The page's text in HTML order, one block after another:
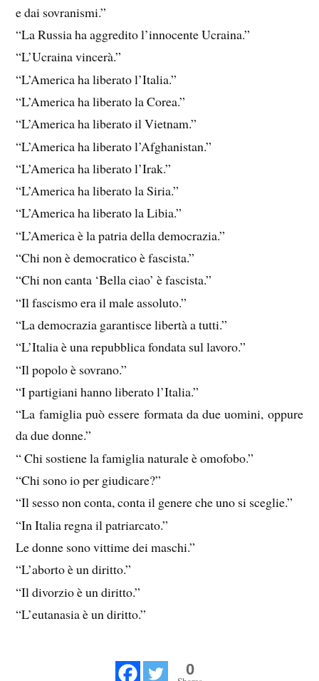
e dai sovranismi.”
“La Russia ha aggredito l’innocente Ucraina.”
“L’Ucraina vincerà.”
“L’America ha liberato l’Italia.”
“L’America ha liberato la Corea.”
“L’America ha liberato il Vietnam.”
“L’America ha liberato l’Afghanistan.”
“L’America ha liberato l’Irak.”
“L’America ha liberato la Siria.”
“L’America ha liberato la Libia.”
“L’America è la patria della democrazia.”
“Chi non è democratico è fascista.”
“Chi non canta ‘Bella ciao’ è fascista.”
“Il fascismo era il male assoluto.”
“La democrazia garantisce libertà a tutti.”
“L’Italia è una repubblica fondata sul lavoro.”
“Il popolo è sovrano.”
“I partigiani hanno liberato l’Italia.”
“La famiglia può essere formata da due uomini, oppure
da due donne.”
“ Chi sostiene la famiglia naturale è omofobo.”
“Chi sono io per giudicare?”
“Il sesso non conta, conta il genere che uno si sceglie.”
“In Italia regna il patriarcato.”
Le donne sono vittime dei maschi.”
“L’aborto è un diritto.”
“Il divorzio è un diritto.”
“L’eutanasia è un diritto.”
0